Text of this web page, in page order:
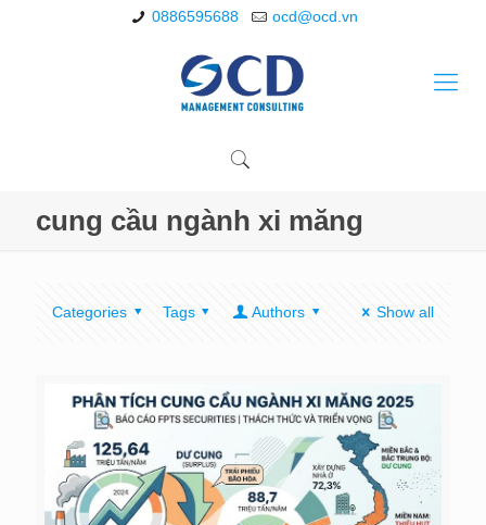
0886595688 ocd@ocd.vn
cung cầu ngành xi măng
Categories Tags Authors Show all